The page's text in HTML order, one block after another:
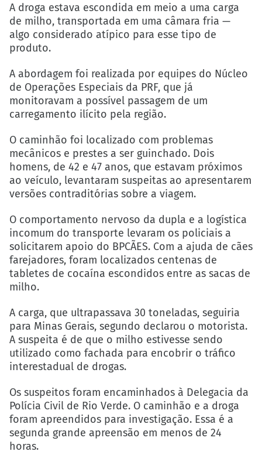
A droga estava escondida em meio a uma carga
de milho, transportada em uma câmara fria —
algo considerado atípico para esse tipo de
produto.
A abordagem foi realizada por equipes do Núcleo
de Operações Especiais da PRF, que já
monitoravam a possível passagem de um
carregamento ilícito pela região.
O caminhão foi localizado com problemas
mecânicos e prestes a ser guinchado. Dois
homens, de 42 e 47 anos, que estavam próximos
ao veículo, levantaram suspeitas ao apresentarem
versões contraditórias sobre a viagem.
O comportamento nervoso da dupla e a logística
incomum do transporte levaram os policiais a
solicitarem apoio do BPCÃES. Com a ajuda de cães
farejadores, foram localizados centenas de
tabletes de cocaína escondidos entre as sacas de
milho.
A carga, que ultrapassava 30 toneladas, seguiria
para Minas Gerais, segundo declarou o motorista.
A suspeita é de que o milho estivesse sendo
utilizado como fachada para encobrir o tráfico
interestadual de drogas.
Os suspeitos foram encaminhados à Delegacia da
Polícia Civil de Rio Verde. O caminhão e a droga
foram apreendidos para investigação. Essa é a
segunda grande apreensão em menos de 24
horas.